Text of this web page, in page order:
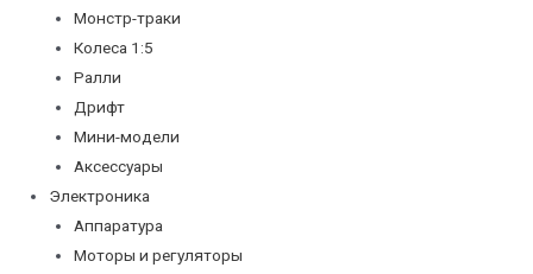
Монстр-траки
Колеса 1:5
Ралли
Дрифт
Мини-модели
Аксессуары
Электроника
Аппаратура
Моторы и регуляторы